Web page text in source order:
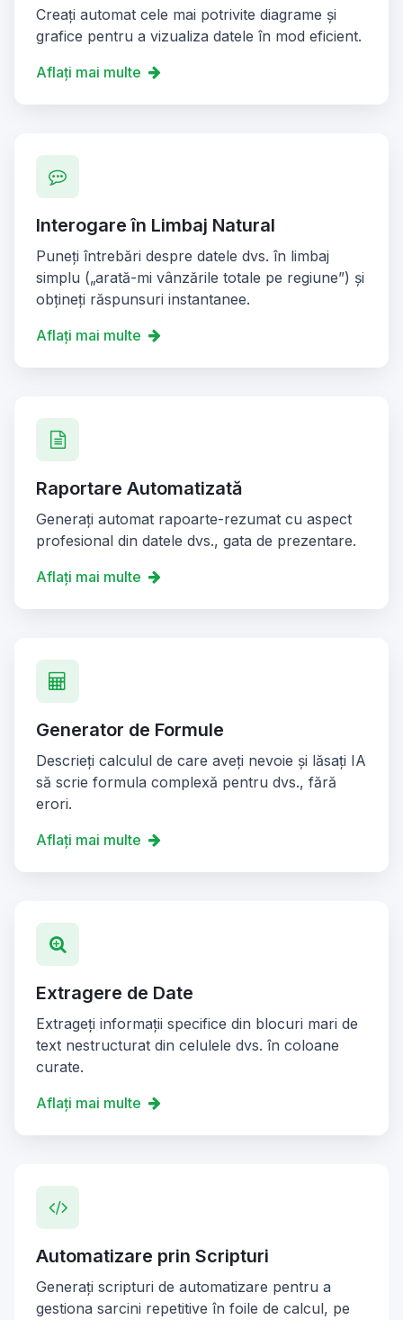
Creați automat cele mai potrivite diagrame și
grafice pentru a vizualiza datele în mod eficient.
Aflați mai multe
Interogare în Limbaj Natural
Puneți întrebări despre datele dvs. în limbaj
simplu („arată-mi vânzările totale pe regiune”) și
obțineți răspunsuri instantanee.
Aflați mai multe
Raportare Automatizată
Generați automat rapoarte-rezumat cu aspect
profesional din datele dvs., gata de prezentare.
Aflați mai multe
Generator de Formule
Descrieți calculul de care aveți nevoie și lăsați IA
să scrie formula complexă pentru dvs., fără
erori.
Aflați mai multe
Extragere de Date
Extrageți informații specifice din blocuri mari de
text nestructurat din celulele dvs. în coloane
curate.
Aflați mai multe
Automatizare prin Scripturi
Generați scripturi de automatizare pentru a
gestiona sarcini repetitive în foile de calcul, pe